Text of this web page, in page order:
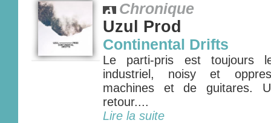
Chronique
Uzul Prod
Continental Drifts
Le parti-pris est toujours
industriel, noisy et
machines et de guitares.
retour....
Lire la suite